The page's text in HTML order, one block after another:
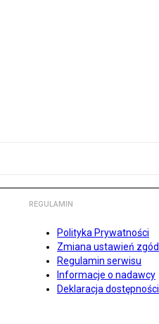
REGULAMIN
Polityka Prywatności
Zmiana ustawień zgód
Regulamin serwisu
Informacje o nadawcy
Deklaracja dostępności